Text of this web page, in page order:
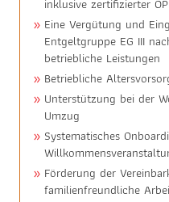
inklusive zertifizierter
Eine Vergütung und
Entgeltgruppe EG III
betriebliche Leistungen
Betriebliche
Unterstützung bei der
Umzug
Systematisches
Förderung der
familienfreundliche